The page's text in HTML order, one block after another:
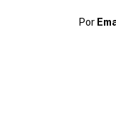
Por